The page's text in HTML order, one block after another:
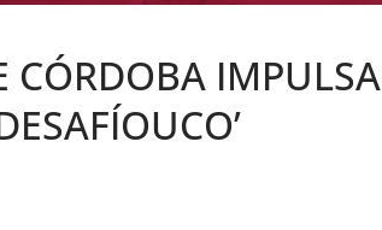
CÓRDOBA IMPULSA